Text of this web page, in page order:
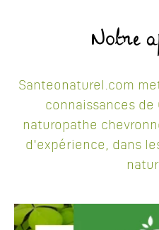
Notre
Santeonaturel.com
connaissances de
naturopathe
d'expérience, dans